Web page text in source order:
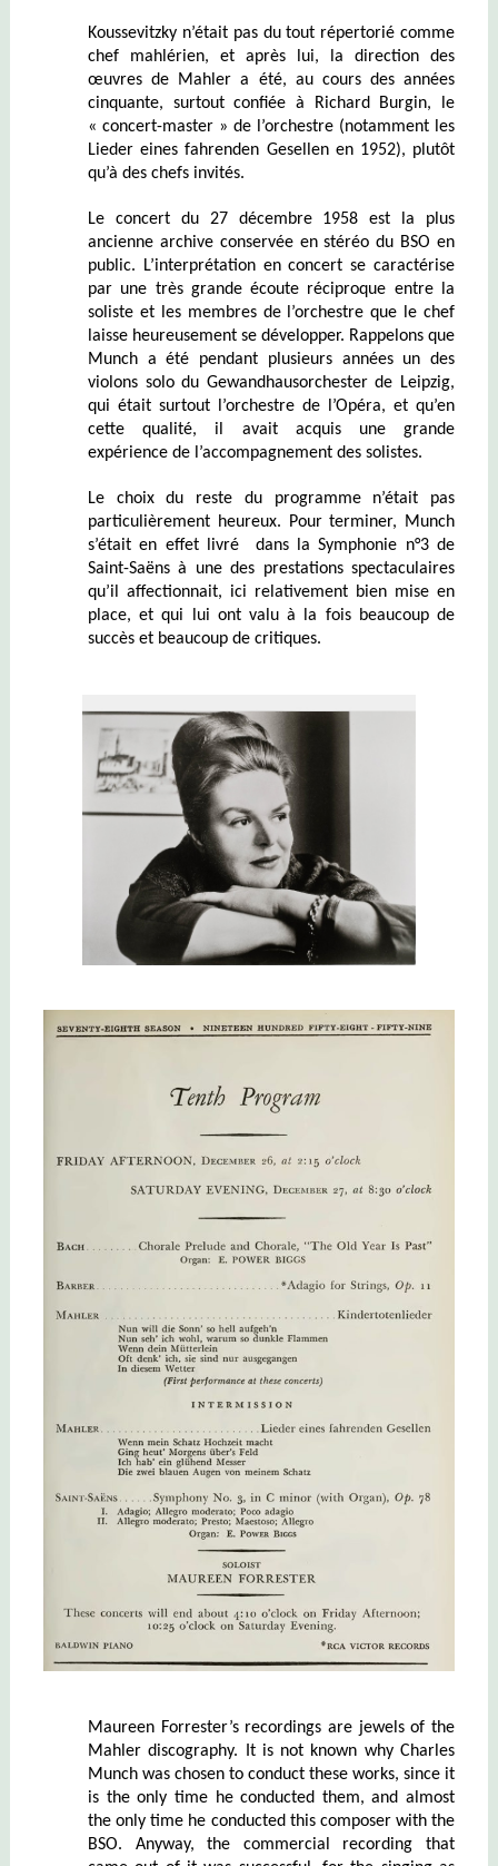
Koussevitzky n’était pas du tout répertorié comme
chef mahlérien, et après lui, la direction des
œuvres de Mahler a été, au cours des années
cinquante, surtout confiée à Richard Burgin, le
« concert-master » de l’orchestre (notamment les
Lieder eines fahrenden Gesellen en 1952), plutôt
qu’à des chefs invités.
Le concert du 27 décembre 1958 est la plus
ancienne archive conservée en stéréo du BSO en
public. L’interprétation en concert se caractérise
par une très grande écoute réciproque entre la
soliste et les membres de l’orchestre que le chef
laisse heureusement se développer. Rappelons que
Munch a été pendant plusieurs années un des
violons solo du Gewandhausorchester de Leipzig,
qui était surtout l’orchestre de l’Opéra, et qu’en
cette qualité, il avait acquis une grande
expérience de l’accompagnement des solistes.
Le choix du reste du programme n’était pas
particulièrement heureux. Pour terminer, Munch
s’étaiten effetlivré dans la Symphonie n°3 de
Saint-Saëns à une des prestations spectaculaires
qu’il affectionnait, ici relativement bien mise en
place, et qui lui ont valu à la fois beaucoup de
succès et beaucoup de critiques.
Maureen Forrester’s recordings are jewels of the
Mahler discography. It is not known why Charles
Munch was chosen to conduct these works, since it
is the only time he conducted them, and almost
the only time he conducted this composer with the
BSO. Anyway, the commercial recording that